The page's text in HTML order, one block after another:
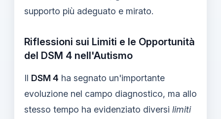
supporto più adeguato e mirato.
Riflessioni sui Limiti e le Opportunità
del DSM 4 nell'Autismo
Il DSM 4 ha segnato un'importante
evoluzione nel campo diagnostico, ma allo
stesso tempo ha evidenziato diversi limiti